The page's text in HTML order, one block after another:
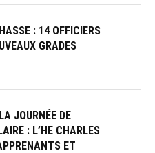
: 14 OFFICIERS
GRADES
JOURNÉE DE
: L’HE CHARLES
ET